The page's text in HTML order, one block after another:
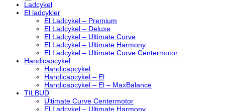
Ladcykel
El ladcykler
El Ladcykel – Premium
El Ladcykel – Deluxe
El Ladcykel – Ultimate Curve
El Ladcykel – Ultimate Harmony
El Ladcykel – Ultimate Curve Centermotor
Handicapcykel
Handicapcykel
Handicapcykel – El
Handicapcykel – El – MaxBalance
TILBUD
Ultimate Curve Centermotor
El Ladcykel – Ultimate Harmony